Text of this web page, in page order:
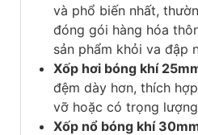
và phổ biến nhất,
đóng gói hàng hóa
sản phẩm khỏi va đập
Xốp hơi bóng khí
đệm dày hơn, thích
vỡ hoặc có trọng
Xốp nổ bóng khí